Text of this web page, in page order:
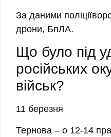
За даними
дрони, БпЛА.
Що було під
російських
військ?
11 березня
Тернова – о 12-14